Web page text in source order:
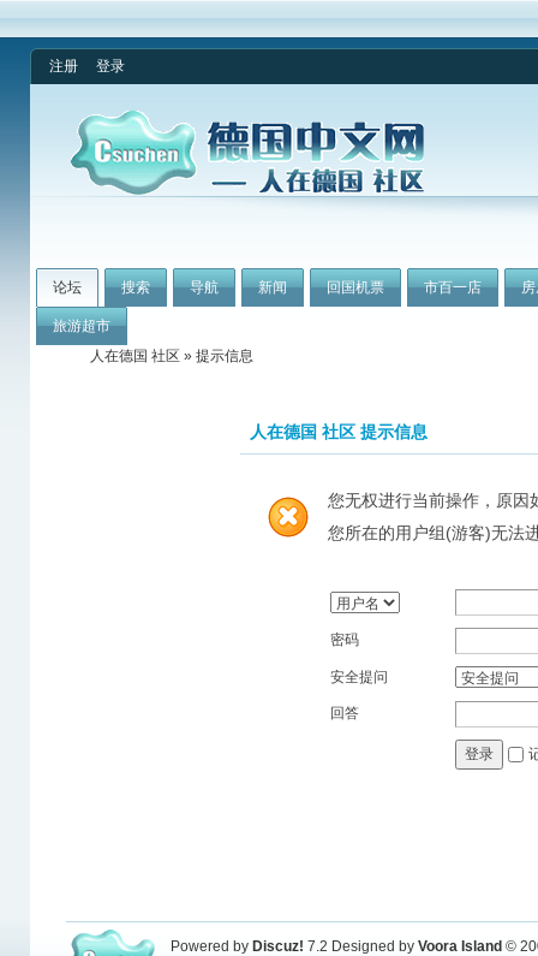
注册 登录
论坛 搜索 导航 新闻 回国机票 市百一店
旅游超市
人在德国 社区 » 提示信息
人在德国 社区 提示信息
您无权进行当前操作，原因
您所在的用户组(游客)无法
密码
安全提问
回答
登录
Powered by Discuz! 7.2 Designed by Voora Island ©